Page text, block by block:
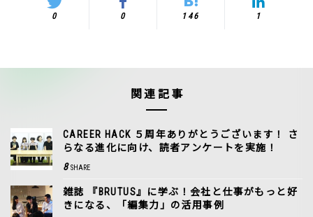
0 0 146 1
関連記事
CAREER HACK ５周年ありがとうございます！ さ
らなる進化に向け、読者アンケートを実施！
8 SHARE
雑誌 『BRUTUS』に学ぶ！会社と仕事がもっと好
きになる、「編集力」の活用事例